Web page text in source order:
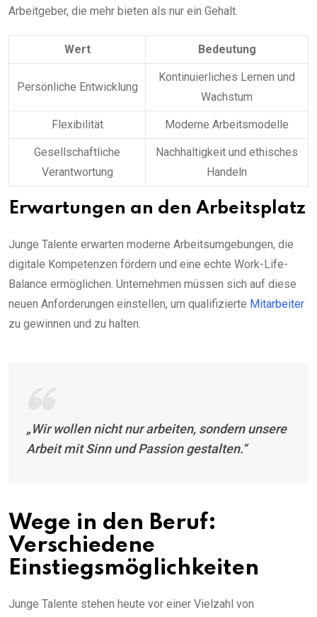
Arbeitgeber, die mehr bieten als nur ein Gehalt.
Wert Bedeutung
Persönliche Entwicklung
Kontinuierliches Lernen und
Wachstum
Flexibilität Moderne Arbeitsmodelle
Gesellschaftliche
Verantwortung
Nachhaltigkeit und ethisches
Handeln
Erwartungen an den Arbeitsplatz
Junge Talente erwarten moderne Arbeitsumgebungen, die
digitale Kompetenzen fördern und eine echte Work-Life-
Balance ermöglichen. Unternehmen müssen sich auf diese
neuen Anforderungen einstellen, um qualifizierte Mitarbeiter
zu gewinnen und zu halten.
„Wir wollen nicht nur arbeiten, sondern unsere
Arbeit mit Sinn und Passion gestalten.“
Wege in den Beruf:
Verschiedene
Einstiegsmöglichkeiten
Junge Talente stehen heute vor einer Vielzahl von